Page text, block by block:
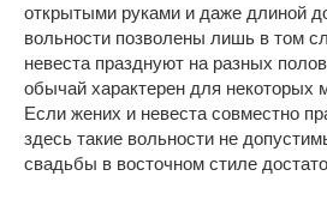
открытыми руками и даже длиной
вольности позволены лишь в том
невеста празднуют на разных
обычай характерен для некоторых
Если жених и невеста совместно
здесь такие вольности не
свадьбы в восточном стиле